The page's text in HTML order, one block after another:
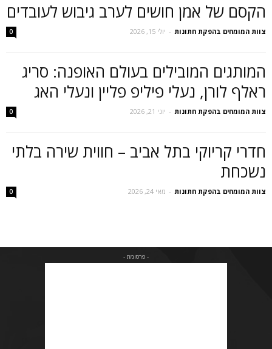
הקסם של אמן חושים לערב גיבוש לעובדים
צוות המומחים בהפקת חתונות - יולי 15, 2026 0
המותגים המובילים בעולם האופנה: סריג
ראלף לורן, נעלי פיליפ פליין ונעלי האג
צוות המומחים בהפקת חתונות - יוני 21, 2026 0
חדרי קריוקי בתל אביב – חווית שירה בלתי
נשכחת
צוות המומחים בהפקת חתונות - מאי 24, 2026 0
- פרסומת -